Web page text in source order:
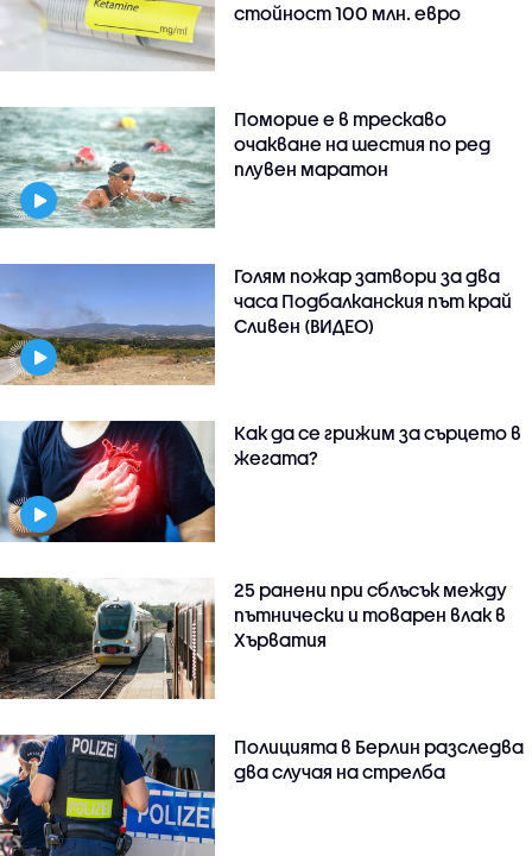
стойност 100 млн. евро
Поморие е в трескаво
очакване на шестия по ред
плувен маратон
Голям пожар затвори за два
часа Подбалканския път край
Сливен (ВИДЕО)
Как да се грижим за сърцето в
жегата?
25 ранени при сблъсък между
пътнически и товарен влак в
Хърватия
Полицията в Берлин разследва
два случая на стрелба